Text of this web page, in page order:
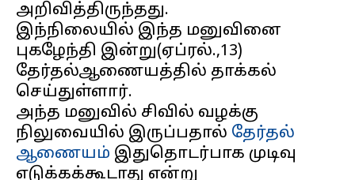
அறிவித்திருந்தது.
இந்நிலையில் இந்த மனுவினை
புகழேந்தி இன்று(ஏப்ரல்.,13)
தேர்தல்ஆணையத்தில் தாக்கல்
செய்துள்ளார்.
அந்த மனுவில் சிவில் வழக்கு
நிலுவையில் இருப்பதால் தேர்தல்
ஆணையம் இதுதொடர்பாக முடிவு
எடுக்கக்கூடாது என்று